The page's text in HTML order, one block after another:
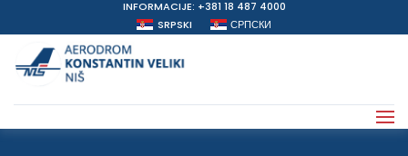
INFORMACIJE: +381 18 487 4000
SRPSKI
СРПСКИ